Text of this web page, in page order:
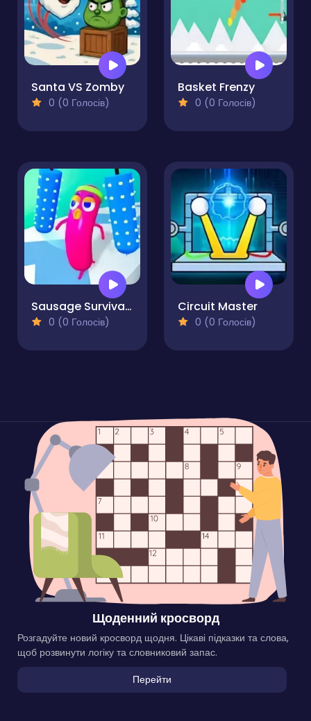
Santa VS Zomby
0 (0 Голосів)
Basket Frenzy
0 (0 Голосів)
Sausage Survival Master
0 (0 Голосів)
Circuit Master
0 (0 Голосів)
Щоденний кросворд
Розгадуйте новий кросворд щодня. Цікаві підказки та слова,
щоб розвинути логіку та словниковий запас.
Перейти